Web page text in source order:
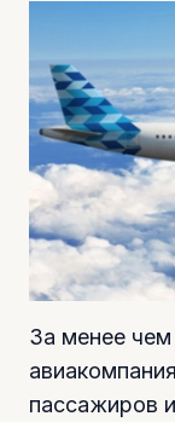
За менее
пассажиров